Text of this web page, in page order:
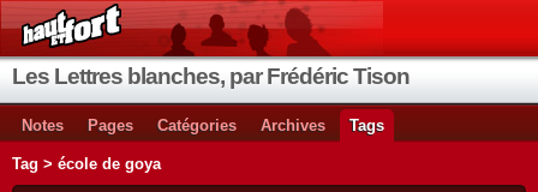
Les Lettres blanches, par Frédéric Tison
Notes Pages Catégories Archives Tags
Tag > école de goya